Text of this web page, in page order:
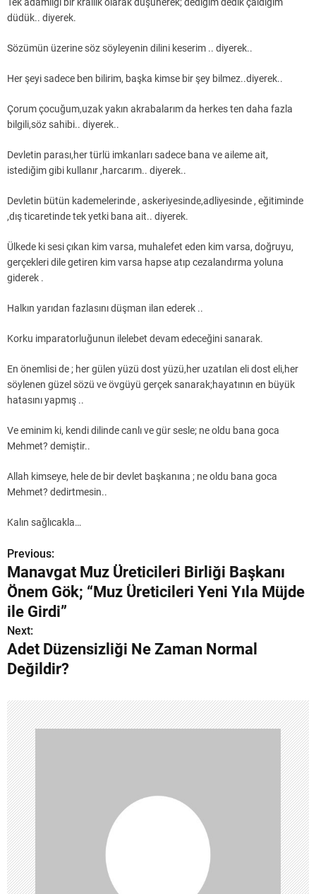
Tek adamlığı bir krallık olarak düşünerek; dediğim dedik çaldığım
düdük.. diyerek.
Sözümün üzerine söz söyleyenin dilini keserim .. diyerek..
Her şeyi sadece ben bilirim, başka kimse bir şey bilmez..diyerek..
Çorum çocuğum,uzak yakın akrabalarım da herkes ten daha fazla
bilgili,söz sahibi.. diyerek..
Devletin parası,her türlü imkanları sadece bana ve aileme ait,
istediğim gibi kullanır ,harcarım.. diyerek..
Devletin bütün kademelerinde , askeriyesinde,adliyesinde , eğitiminde
,dış ticaretinde tek yetki bana ait.. diyerek.
Ülkede ki sesi çıkan kim varsa, muhalefet eden kim varsa, doğruyu,
gerçekleri dile getiren kim varsa hapse atıp cezalandırma yoluna
giderek .
Halkın yarıdan fazlasını düşman ilan ederek ..
Korku imparatorluğunun ilelebet devam edeceğini sanarak.
En önemlisi de ; her gülen yüzü dost yüzü,her uzatılan eli dost eli,her
söylenen güzel sözü ve övgüyü gerçek sanarak;hayatının en büyük
hatasını yapmış ..
Ve eminim ki, kendi dilinde canlı ve gür sesle; ne oldu bana goca
Mehmet? demiştir..
Allah kimseye, hele de bir devlet başkanına ; ne oldu bana goca
Mehmet? dedirtmesin..
Kalın sağlıcakla…
Y
a
z
ı
g
z
i
n
m
e
s
i
Previous:
Manavgat Muz Üreticileri Birliği Başkanı
Önem Gök; “Muz Üreticileri Yeni Yıla Müjde
ile Girdi”
Next:
Adet Düzensizliği Ne Zaman Normal
Değildir?